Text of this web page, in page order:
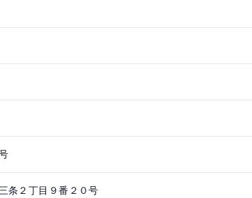
条２丁目９番２０号